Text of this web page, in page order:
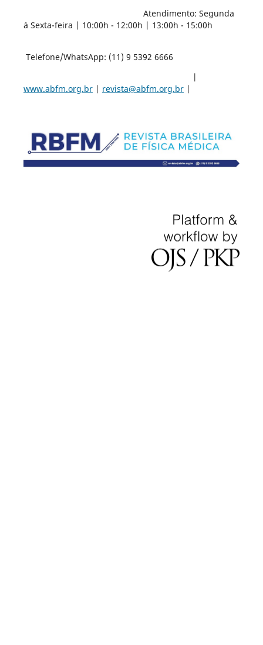
Atendimento: Segunda
á Sexta-feira | 10:00h - 12:00h | 13:00h - 15:00h
Telefone/WhatsApp: (11) 9 5392 6666
|
www.abfm.org.br| revista@abfm.org.br|